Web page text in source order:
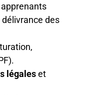
des
légaleset